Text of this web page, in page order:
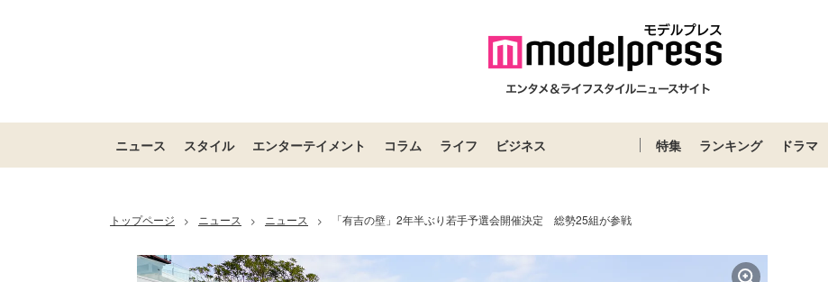
ニュース スタイル エンターテイメント コラム ライフ ビジネス 特集 ランキング ドラマ
トップページ > ニュース > ニュース > 「有吉の壁」2年半ぶり若手予選会開催決定 総勢25組が参戦